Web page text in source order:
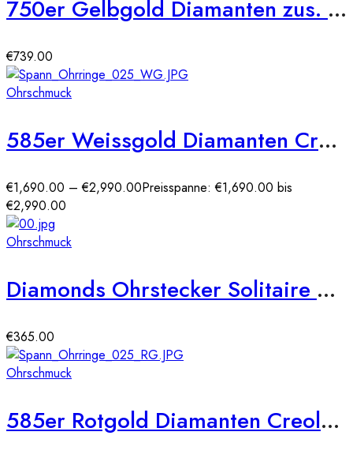
750er Gelbgold Diamanten zus. 0,28ct. Ohrstecker
€739.00
Ohrschmuck
585er Weissgold Diamanten Creolen Spannfassung Brilliant Solitaire
€1,690.00 –€2,990.00Preisspanne: €1,690.00 bis
€2,990.00
Ohrschmuck
Diamonds Ohrstecker Solitaire 585er Gold Ohrringe Brillanten Ohrschmuck
€365.00
Ohrschmuck
585er Rotgold Diamanten Creolen Spannfassung Brilliant Solitaire